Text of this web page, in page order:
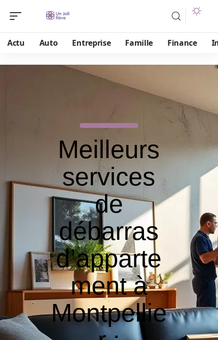
Actu Auto Entreprise Famille Finance
Meilleurs
services
de
débarras
d’apparte
ment à
Montpellie